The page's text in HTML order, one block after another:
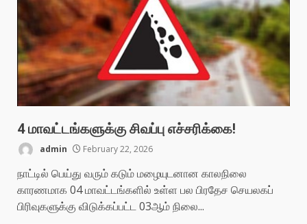
4 மாவட்டங்களுக்கு சிவப்பு எச்சரிக்கை!
admin February 22, 2026
நாட்டில் பெய்து வரும் கடும் மழையுடனான காலநிலை
காரணமாக 04 மாவட்டங்களில் உள்ள பல பிரதேச செயலகப்
பிரிவுகளுக்கு விடுக்கப்பட்ட 03ஆம் நிலை...